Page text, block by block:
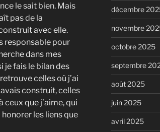
le sait bien. Mais
pas de la
avec elle.
responsable pour
dans mes
je fais le bilan des
celles où j’ai
construit, celles
ceux que j’aime, qui
les liens que
décembre
novembre
octobre 2025
septembre
août 2025
juin 2025
avril 2025